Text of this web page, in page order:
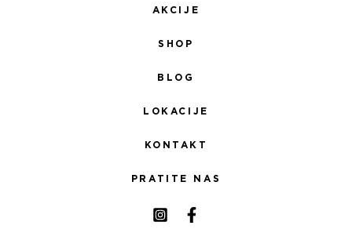
AKCIJE
SHOP
BLOG
LOKACIJE
KONTAKT
PRATITE NAS